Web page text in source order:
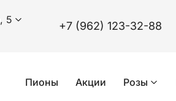
5
+7 (962) 123-32-88
Пионы Акции Розы